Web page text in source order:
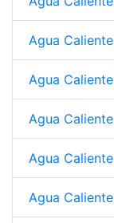
Agua Caliente
Agua Caliente
Agua Caliente
Agua Caliente
Agua Caliente